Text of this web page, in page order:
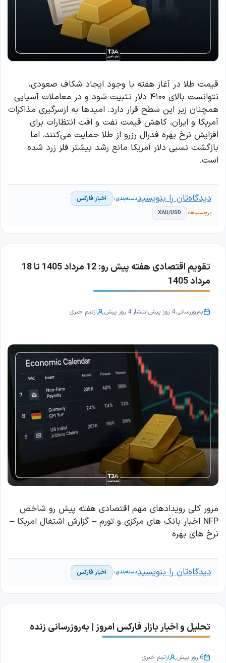
قیمت طلا در آغاز هفته با وجود ایجاد شکاف صعودی،
نتوانست بالای ۴۱۰۰ دلار تثبیت شود و در معاملات آسیایی
همچنان زیر این سطح قرار دارد. امیدها به ازسرگیری مذاکرات
آمریکا و ایران، کاهش قیمت نفت و افت انتظارات برای
افزایش نرخ بهره فدرال رزرو از طلا حمایت می‌کنند، اما
بازگشت نسبی دلار آمریکا مانع رشد بیشتر فلز زرد شده
است.
اخبار فارکس
XAU/USD
دیدگاه‌تان را بنویسید
تقویم اقتصادی هفته پیش رو: 12 مرداد 1405 تا 18
مرداد 1405
به‌روزرسانی:4 روز پیش انتشار:4 روز پیش ازتیم خبری
مرور کلی رویدادهای مهم اقتصادی هفته پیش رو شاخص
NFP اخبار بانک های مرکزی و تورم – گزارش اشتغال امریکا –
نرخ های بهره
اخبار فارکس دیدگاه‌تان را بنویسید
تحلیل و اخبار بازار فارکس امروز | به‌روزرسانی زنده
6 روز پیش ازتیم خبری